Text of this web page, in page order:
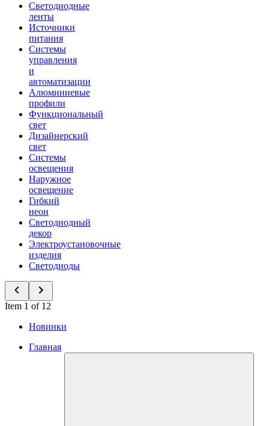
Светодиодные
ленты
Источники
питания
Системы
управления
и
автоматизации
Алюминиевые
профили
Функциональный
свет
Дизайнерский
свет
Системы
освещения
Наружное
освещение
Гибкий
неон
Светодиодный
декор
Электроустановочные
изделия
Светодиоды
Item 1 of 12
Новинки
Главная